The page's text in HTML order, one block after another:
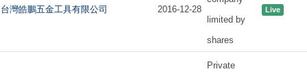
台灣皓鵬五金工具有限公司 2016-12-28
limited by
shares
Live
Private